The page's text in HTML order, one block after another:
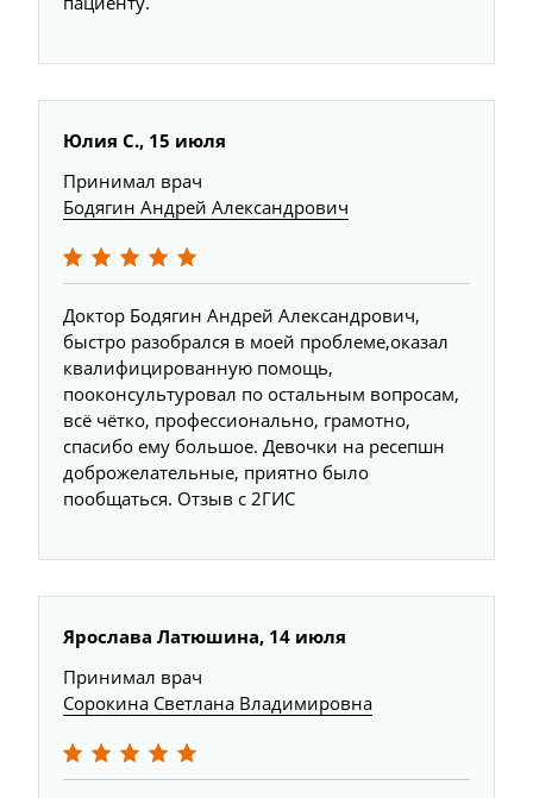
Юлия С., 15 июля
Принимал врач
Бодягин Андрей Александрович
Доктор Бодягин Андрей Александрович,
быстро разобрался в моей проблеме,оказал
квалифицированную помощь,
пооконсультуровал по остальным вопросам,
всё чётко, профессионально, грамотно,
спасибо ему большое. Девочки на ресепшн
доброжелательные, приятно было
пообщаться. Отзыв с 2ГИС
Ярослава Латюшина, 14 июля
Принимал врач
Сорокина Светлана Владимировна